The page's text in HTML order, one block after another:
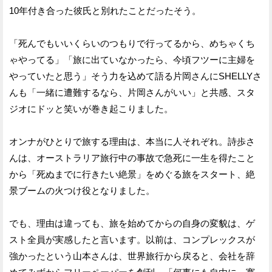
10年付き合った彼氏と別れたことだったそう。
「死んでもいいくらいのつもりで行ってるから、めちゃくち
ゃやってる」「旅に出ていなかったら、今頃フツーに主婦を
やっていたと思う」そう力を込めて語る片岡さんにSHELLYさ
んも「一緒に遭難するなら、片岡さんがいい」と共感、スタ
ジオにドッと笑いが巻き起こりました。
オンナがひとりで旅する理由は、本当に人それぞれ。詩歩さ
んは、オーストラリア旅行中の事故で急死に一生を得たこと
から「死ぬまでに行きたい絶景」をめぐる旅をスタート、絶
景ブームの火つけ役となりました。
でも、理由は違っても、旅を始めてからの自身の変貌は、ゲ
スト全員が実感したと言います。以前は、コンプレックスが
強かったという山本さんは、世界旅行から戻ると、会社を辞